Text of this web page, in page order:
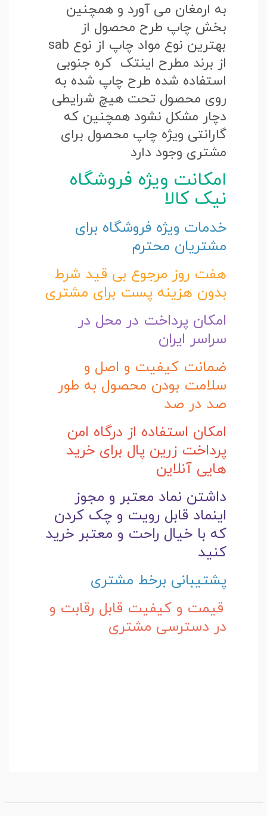
به ارمغان می آورد و همچنین
بخش چاپ طرح محصول از
بهترین نوع مواد چاپ از نوع sab
از برند مطرح اینتک کره جنوبی
استفاده شده طرح چاپ شده به
روی محصول تحت هیچ شرایطی
دچار مشکل نشود همچنین که
گارانتی ویژه چاپ محصول برای
مشتری وجود دارد
امکانت ویژه فروشگاه
نیک کالا
خدمات ویژه فروشگاه برای
مشتریان محترم
هفت روز مرجوع بی قید شرط
بدون هزینه پست برای مشتری
امکان پرداخت در محل در
سراسر ایران
ضمانت کیفیت و اصل و
سلامت بودن محصول به طور
صد در صد
امکان استفاده از درگاه امن
پرداخت زرین پال برای خرید
هایی آنلاین
داشتن نماد معتبر و مجوز
اینماد قابل رویت و چک کردن
که با خیال راحت و معتبر خرید
کنید
پشتیبانی برخط مشتری
قیمت و کیفیت قابل رقابت و
در دسترسی مشتری